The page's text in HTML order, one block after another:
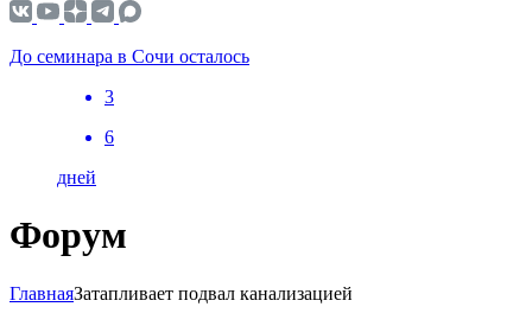
До семинара в Сочи осталось
3
6
дней
Форум
ГлавнаяЗатапливает подвал канализацией